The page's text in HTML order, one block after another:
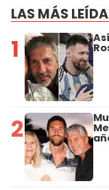
LAS MÁS
1
2